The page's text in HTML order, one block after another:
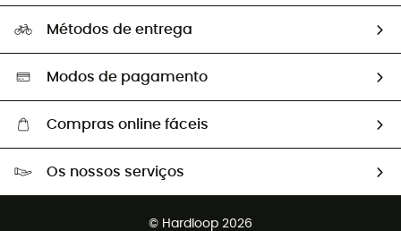
Trocas & Devoluções
Os nossos embaixadores
Seleção eco-responsável
Métodos de entrega
Modos de pagamento
Compras online fáceis
Devoluções gratuitas em 100 dias
Os nossos serviços
© Hardloop 2026